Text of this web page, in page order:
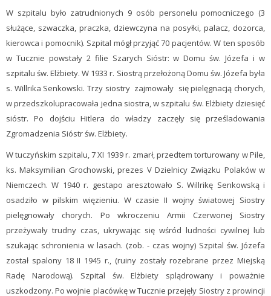
W szpitalu było zatrudnionych 9 osób personelu pomocniczego (3
służące, szwaczka, praczka, dziewczyna na posyłki, palacz, dozorca,
kierowca i pomocnik). Szpital mógł przyjąć 70 pacjentów. W ten sposób
w Tucznie powstały 2 filie Szarych Sióstr: w Domu św. Józefa i w
szpitalu św. Elżbiety. W 1933 r. Siostrą przełożoną Domu św. Józefa była
s. Willrika Senkowski. Trzy siostry zajmowały się pielęgnacją chorych,
w przedszkolupracowała jedna siostra, w szpitalu św. Elżbiety dziesięć
sióstr. Po dojściu Hitlera do władzy zaczęły się prześladowania
Zgromadzenia Sióstr św. Elżbiety.
W tuczyńskim szpitalu, 7 XI 1939 r. zmarł, przedtem torturowany w Pile,
ks. Maksymilian Grochowski, prezes V Dzielnicy Związku Polaków w
Niemczech. W 1940 r. gestapo aresztowało S. Willrikę Senkowską i
osadziło w pilskim więzieniu. W czasie II wojny światowej Siostry
pielęgnowały chorych. Po wkroczeniu Armii Czerwonej Siostry
przeżywały trudny czas, ukrywając się wśród ludności cywilnej lub
szukając schronienia w lasach. (zob. - czas wojny) Szpital św. Józefa
został spalony 18 II 1945 r., (ruiny zostały rozebrane przez Miejską
Radę Narodową). Szpital św. Elżbiety splądrowany i poważnie
uszkodzony. Po wojnie placówkę w Tucznie przejęły Siostry z prowincji